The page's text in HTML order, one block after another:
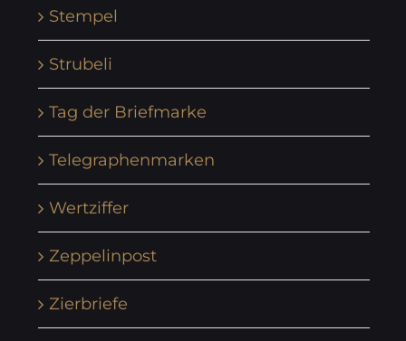
Stempel
Strubeli
Tag der Briefmarke
Telegraphenmarken
Wertziffer
Zeppelinpost
Zierbriefe